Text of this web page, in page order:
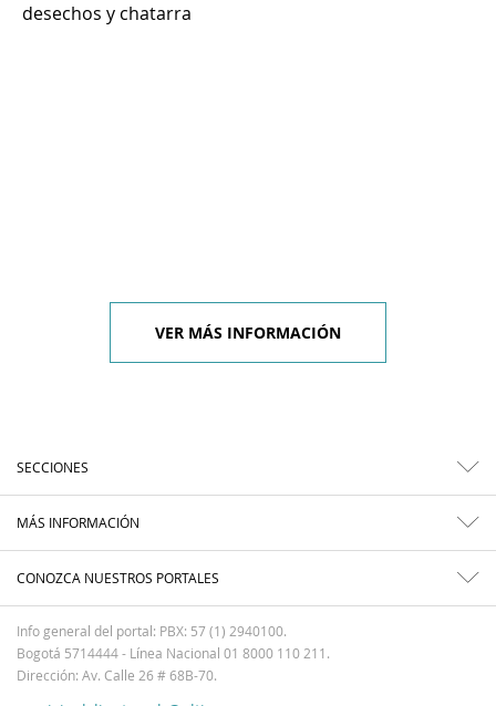
desechos y chatarra
VER MÁS INFORMACIÓN
SECCIONES
MÁS INFORMACIÓN
CONOZCA NUESTROS PORTALES
Info general del portal: PBX: 57 (1) 2940100.
Bogotá 5714444 - Línea Nacional 01 8000 110 211.
Dirección: Av. Calle 26 # 68B-70.